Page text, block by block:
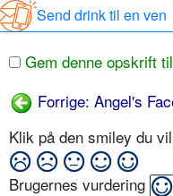
Send drink til en ven
Gem denne opskrift
Forrige: Angel's
Klik på den smiley du
Brugernes vurdering